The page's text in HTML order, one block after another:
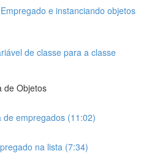
e instanciando objetos
de classe para a classe
de Objetos
de empregados (11:02)
na lista (7:34)